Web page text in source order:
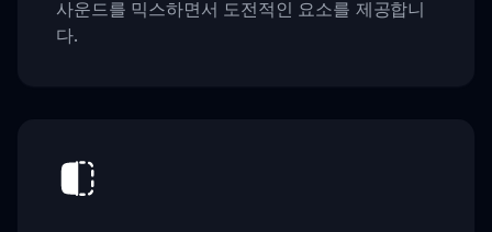
사운드를 믹스하면서 도전적인 요소를 제공합니
다.